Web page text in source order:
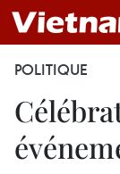
POLITIQUE